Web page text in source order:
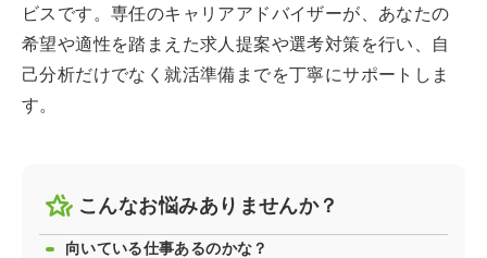
ビスです。専任のキャリアアドバイザーが、あなたの
希望や適性を踏まえた求人提案や選考対策を行い、自
己分析だけでなく就活準備までを丁寧にサポートしま
す。
こんなお悩みありませんか？
向いている仕事あるのかな？